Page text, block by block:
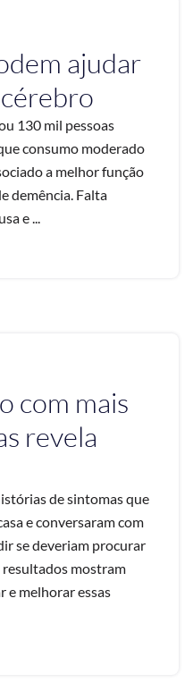
ajudar
130 mil pessoas
consumo moderado
a melhor função
demência. Falta
e ...
com mais
revela
de sintomas que
e conversaram com
se deveriam procurar
mostram
e melhorar essas